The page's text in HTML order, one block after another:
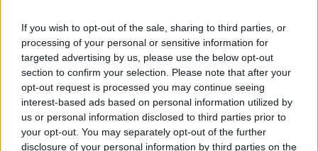
If you wish to opt-out of the sale, sharing to third parties, or
processing of your personal or sensitive information for
targeted advertising by us, please use the below opt-out
section to confirm your selection. Please note that after your
opt-out request is processed you may continue seeing
interest-based ads based on personal information utilized by
us or personal information disclosed to third parties prior to
your opt-out. You may separately opt-out of the further
disclosure of your personal information by third parties on the
“L’eclipsi serà una oportunitat també
per a gaudir de les Festes Majors
d’Amposta”
31 de juliol de 2026
Carrega més